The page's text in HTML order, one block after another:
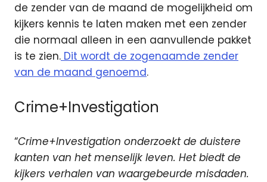
de zender van de maand de mogelijkheid om
kijkers kennis te laten maken met een zender
die normaal alleen in een aanvullende pakket
is te zien. Dit wordt de zogenaamde zender
van de maand genoemd.
Crime+Investigation
“Crime+Investigation onderzoekt de duistere
kanten van het menselijk leven. Het biedt de
kijkers verhalen van waargebeurde misdaden.